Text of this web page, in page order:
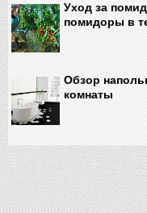
Уход за
помидоры в
Обзор
комнаты